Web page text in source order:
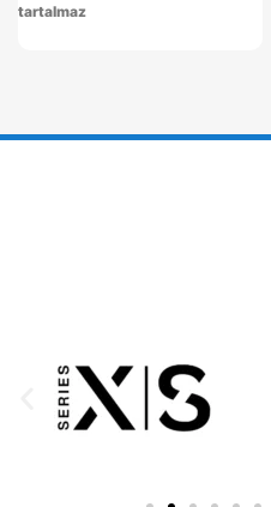
tartalmaz